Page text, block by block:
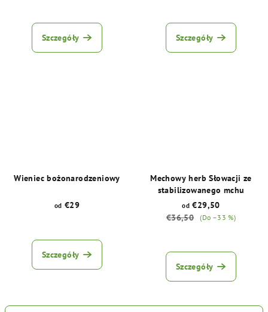
ocena
produktu
Szczegóły
ocena
produktu
Szczegóły
Wieniec bożonarodzeniowy
od €29
ocena
produktu
Szczegóły
Mechowy herb Słowacji ze
stabilizowanego mchu
od €29,50
€36,50
(Do –33 %)
Szczegóły